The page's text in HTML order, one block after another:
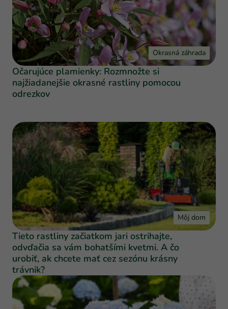
Okrasná záhrada
Očarujúce plamienky: Rozmnožte si
najžiadanejšie okrasné rastliny pomocou
odrezkov
Môj dom
Tieto rastliny začiatkom jari ostrihajte,
odvďačia sa vám bohatšími kvetmi. A čo
urobiť, ak chcete mať cez sezónu krásny
trávnik?